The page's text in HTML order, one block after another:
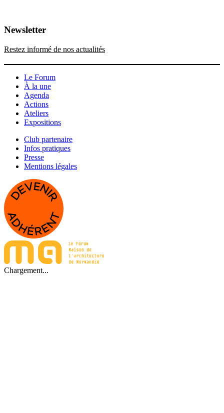
Newsletter
Restez informé de nos actualités
Le Forum
À la une
Agenda
Actions
Ateliers
Expositions
Club partenaire
Infos pratiques
Presse
Mentions légales
Chargement...